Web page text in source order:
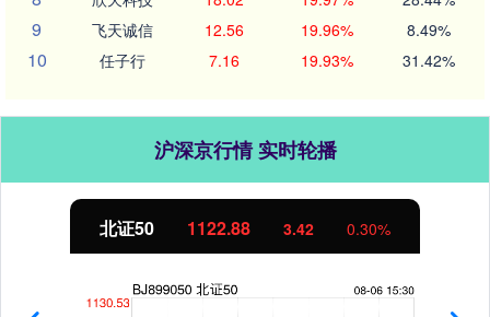
9 飞天诚信 12.56 19.96% 8.49%
10 任子行 7.16 19.93% 31.42%
沪深京行情 实时轮播
创业板指 3515.56 -19.58 -0.55%